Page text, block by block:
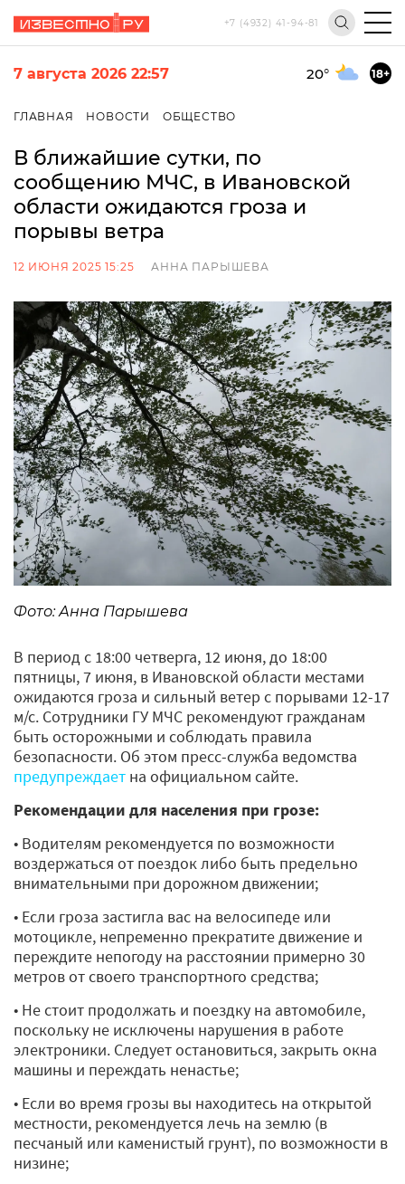
+7 (4932) 41-94-81
7 августа 2026 22:57 20° 18+
ГЛАВНАЯ НОВОСТИ ОБЩЕСТВО
В ближайшие сутки, по
сообщению МЧС, в Ивановской
области ожидаются гроза и
порывы ветра
12 ИЮНЯ 2025 15:25 АННА ПАРЫШЕВА
Фото: Анна Парышева
В период с 18:00 четверга, 12 июня, до 18:00
пятницы, 7 июня, в Ивановской области местами
ожидаются гроза и сильный ветер с порывами 12-17
м/с. Сотрудники ГУ МЧС рекомендуют гражданам
быть осторожными и соблюдать правила
безопасности. Об этом пресс-служба ведомства
предупреждает на официальном сайте.
Рекомендации для населения при грозе:
• Водителям рекомендуется по возможности
воздержаться от поездок либо быть предельно
внимательными при дорожном движении;
• Если гроза застигла вас на велосипеде или
мотоцикле, непременно прекратите движение и
переждите непогоду на расстоянии примерно 30
метров от своего транспортного средства;
• Не стоит продолжать и поездку на автомобиле,
поскольку не исключены нарушения в работе
электроники. Следует остановиться, закрыть окна
машины и переждать ненастье;
• Если во время грозы вы находитесь на открытой
местности, рекомендуется лечь на землю (в
песчаный или каменистый грунт), по возможности в
низине;